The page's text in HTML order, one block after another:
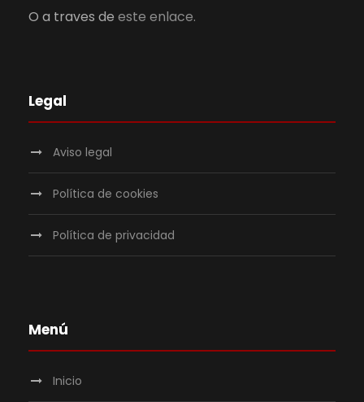
O a traves de este enlace.
Legal
Aviso legal
Política de cookies
Política de privacidad
Menú
Inicio